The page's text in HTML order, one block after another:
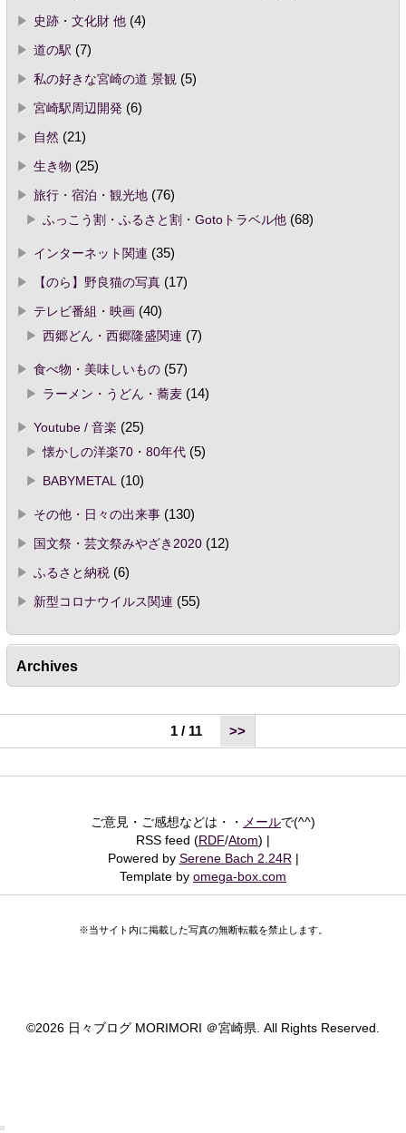
史跡・文化財 他(4)
道の駅 (7)
私の好きな宮崎の道 景観(5)
宮崎駅周辺開発(6)
自然 (21)
生き物 (25)
旅行・宿泊・観光地(76)
ふっこう割・ふるさと割・Gotoトラベル他(68)
インターネット関連 (35)
【のら】野良猫の写真(17)
テレビ番組・映画(40)
西郷どん・西郷隆盛関連 (7)
食べ物・美味しいもの(57)
ラーメン・うどん・蕎麦(14)
Youtube / 音楽 (25)
懐かしの洋楽70・80年代(5)
BABYMETAL(10)
その他・日々の出来事(130)
国文祭・芸文祭みやざき2020(12)
ふるさと納税(6)
新型コロナウイルス関連 (55)
Archives
1 / 11 >>
ご意見・ご感想などは・・ メールで(^^)
RSS feed (RDF/Atom)
Powered by Serene Bach 2.24R
Template by omega-box.com
※当サイト内に掲載した写真の無断転載を禁止します。
©2026 日々ブログ MORIMORI ＠宮崎県. All Rights Reserved.